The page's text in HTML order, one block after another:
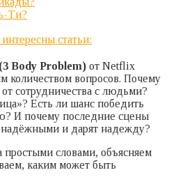
Ти?
статьи:
Body Problem) от Netflix
количеством вопросов. Почему
сотрудничества с людьми?
Есть ли шанс победить
И почему последние сцены
и дарят надежду?
простыми словами, объясняем
каким может быть